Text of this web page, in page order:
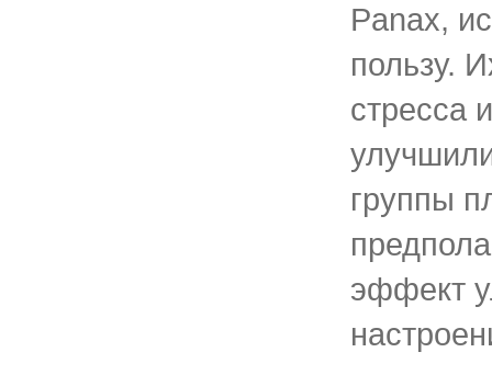
Panax,
пользу.
стресса
группы
эффект